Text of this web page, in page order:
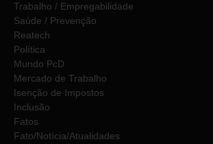
Trabalho / Empregabilidade
Saúde / Prevenção
Reatech
Política
Mundo PcD
Mercado de Trabalho
Isenção de Impostos
Inclusão
Fatos
Fato/Notícia/Atualidades